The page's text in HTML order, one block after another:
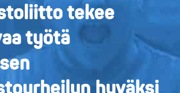
tekee
työtä